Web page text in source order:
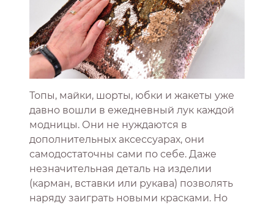
Топы, майки, шорты, юбки и жакеты уже
давно вошли в ежедневный лук каждой
модницы. Они не нуждаются в
дополнительных аксессуарах, они
самодостаточны сами по себе. Даже
незначительная деталь на изделии
(карман, вставки или рукава) позволять
наряду заиграть новыми красками. Но